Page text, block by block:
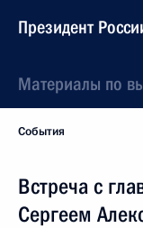
Президент
Материалы по
События
Встреча с
Сергеем